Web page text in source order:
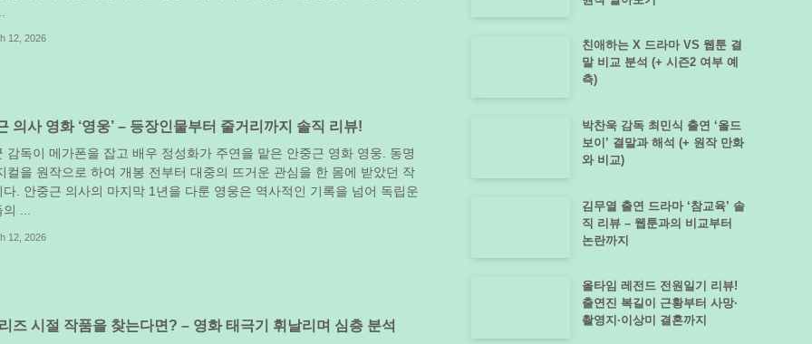
12, 2026
의사 영화 ‘영웅’ – 등장인물부터 줄거리까지 솔직 리뷰!
감독이 메가폰을 잡고 배우 정성화가 주연을 맡은 안중근 영화 영웅. 동명
컬을 원작으로 하여 개봉 전부터 대중의 뜨거운 관심을 한 몸에 받았던 작
다. 안중근 의사의 마지막 1년을 다룬 영웅은 역사적인 기록을 넘어 독립운
의 ...
12, 2026
즈 시절 작품을 찾는다면? – 영화 태극기 휘날리며 심층 분석
친애하는 X 드라마 VS 웹툰 결
말 비교 분석 (+ 시즌2 여부 예
측)
박찬욱 감독 최민식 출연 ‘올드
보이’ 결말과 해석 (+ 원작 만화
와 비교)
김무열 출연 드라마 ‘참교육’ 솔
직 리뷰 – 웹툰과의 비교부터
논란까지
올타임 레전드 전원일기 리뷰!
출연진 복길이 근황부터 사망·
촬영지·이상미 결혼까지